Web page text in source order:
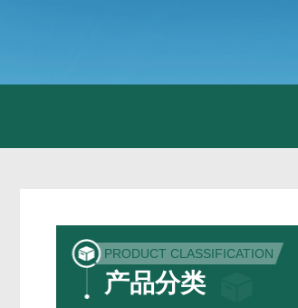
PRODUCT CLASSIFICATION
产品分类